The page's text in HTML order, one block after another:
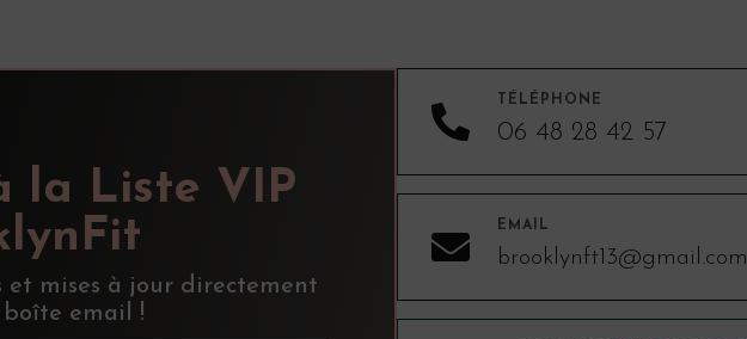
la Liste VIP
et mises à jour directement
email !

TÉLÉPHONE
06 48 28 42 57

EMAIL
brooklynft13@gmail.com